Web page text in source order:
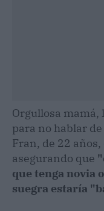
Orgullosa mamá,
para no hablar
Fran, de 22
asegurando que
que tenga novia
suegra estaría